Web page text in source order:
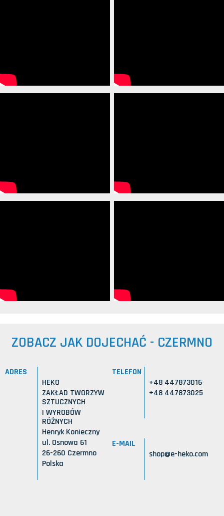
ZOBACZ JAK DOJECHAĆ - CZERMNO
ADRES
HEKO
ZAKŁAD TWORZYW
SZTUCZNYCH
I WYROBÓW
RÓŻNYCH
Henryk Konieczny
ul. Osnowa 61
26-260 Czermno
Polska
TELEFON
+48 447873016
+48 447873025
E-MAIL
shop@e-heko.com